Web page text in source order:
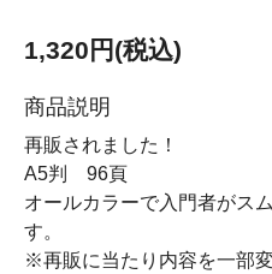
1,320円(税込)
商品説明
再販されました！
A5判 96頁
オールカラーで入門者がス
す。
※再販に当たり内容を一部